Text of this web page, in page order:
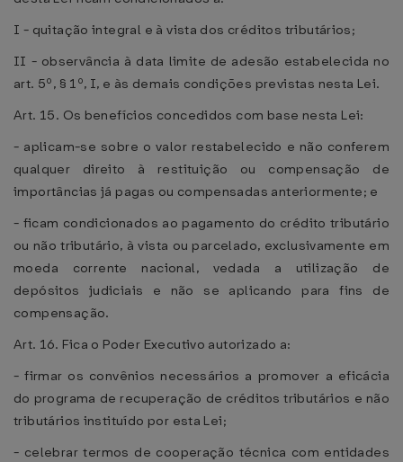
I - quitação integral e à vista dos créditos tributários;
II - observância à data limite de adesão estabelecida no
art. 5º, § 1º, I, e às demais condições previstas nesta Lei.
Art. 15. Os benefícios concedidos com base nesta Lei:
- aplicam-se sobre o valor restabelecido e não conferem
qualquer direito à restituição ou compensação de
importâncias já pagas ou compensadas anteriormente; e
- ficam condicionados ao pagamento do crédito tributário
ou não tributário, à vista ou parcelado, exclusivamente em
moeda corrente nacional, vedada a utilização de
depósitos judiciais e não se aplicando para fins de
compensação.
Art. 16. Fica o Poder Executivo autorizado a:
- firmar os convênios necessários a promover a eficácia
do programa de recuperação de créditos tributários e não
tributários instituído por esta Lei;
- celebrar termos de cooperação técnica com entidades